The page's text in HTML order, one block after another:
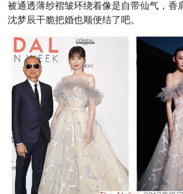
被通透薄纱褶皱环绕着像是自带仙气，香
沈梦辰干脆把婚也顺便结了吧。